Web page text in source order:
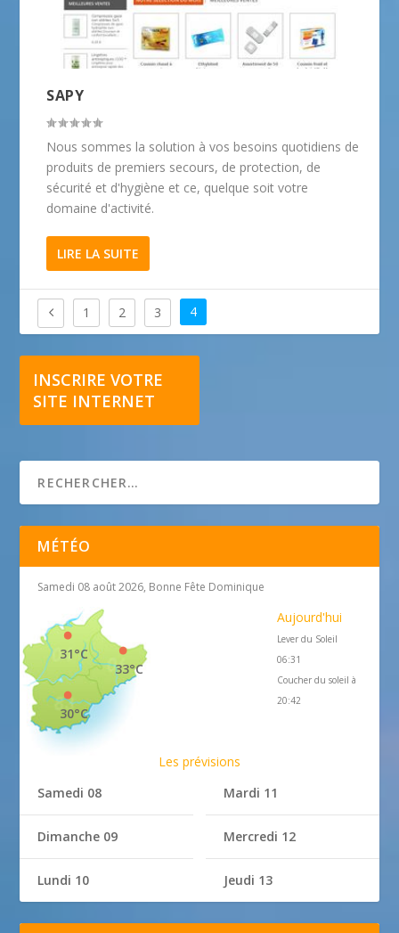
SAPY
Nous sommes la solution à vos besoins quotidiens de
produits de premiers secours, de protection, de
sécurité et d'hygiène et ce, quelque soit votre
domaine d'activité.
LIRE LA SUITE
1 2 3 4
INSCRIRE VOTRE
SITE INTERNET
MÉTÉO
Samedi 08 août 2026, Bonne Fête Dominique
33°C
31°C
30°C
Aujourd'hui
Lever du Soleil
06:31
Coucher du soleil à
20:42
Les prévisions
Samedi 08
Dimanche 09
Lundi 10
Mardi 11
Mercredi 12
Jeudi 13